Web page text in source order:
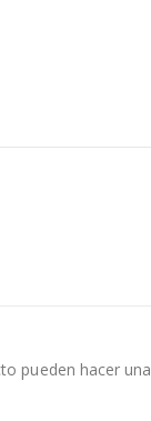
pueden hacer